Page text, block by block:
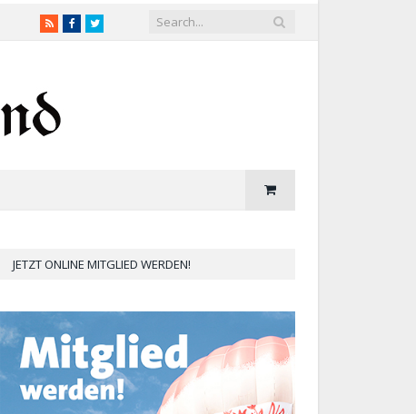
RSSFacebookTwitter
JETZT ONLINE MITGLIED WERDEN!